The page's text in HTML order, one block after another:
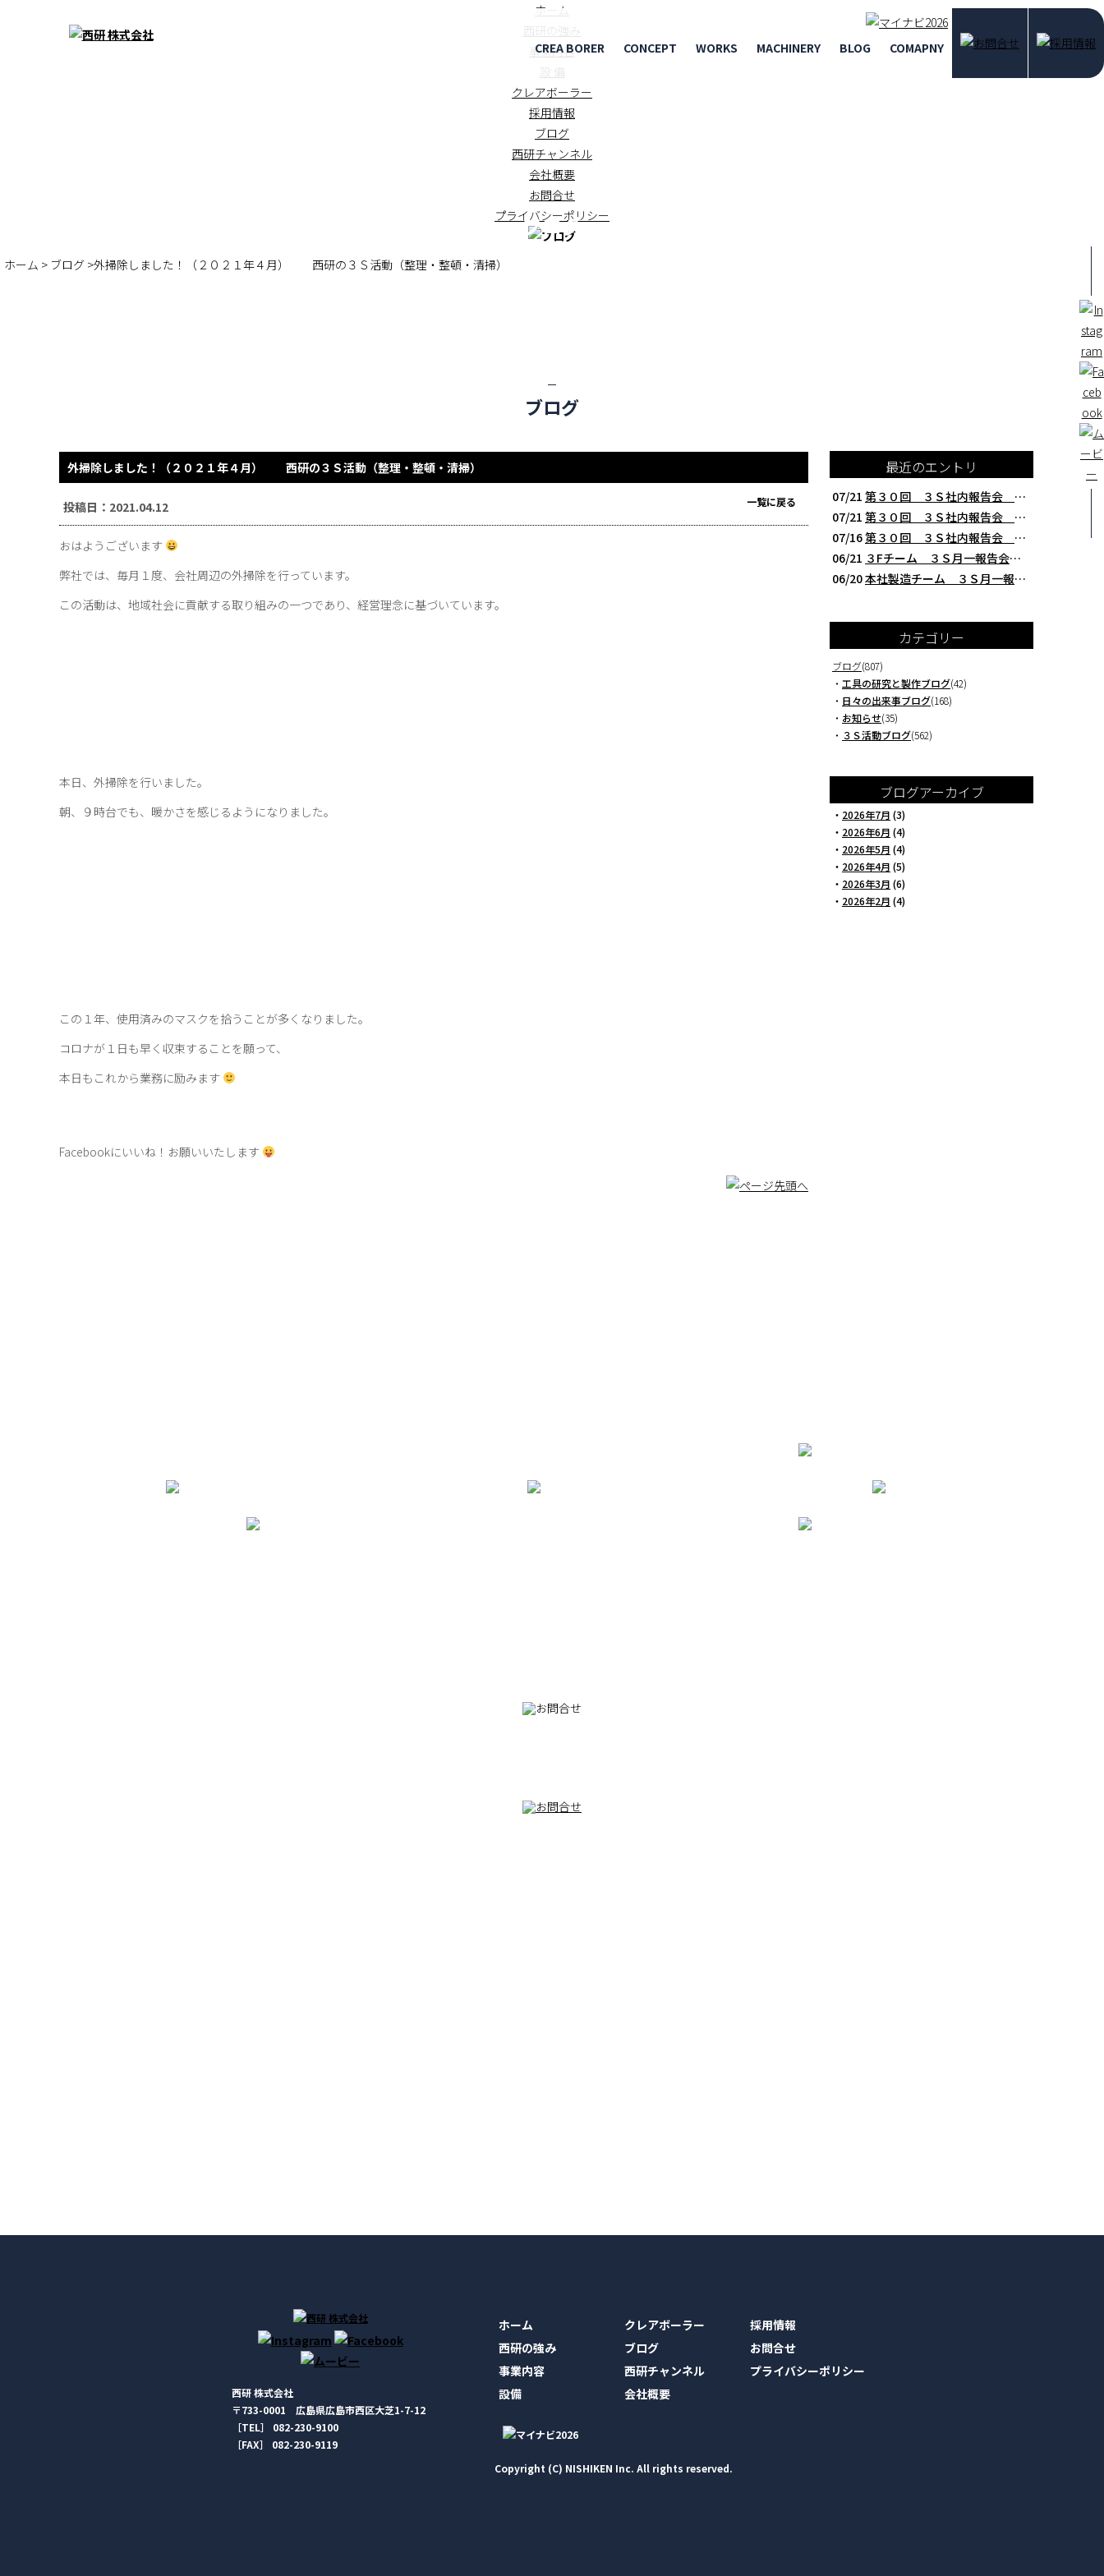
ホーム
西研の強み
事業内容
設 備
クレアボーラー
採用情報
ブログ
西研チャンネル
会社概要
お問合せ
プライバシーポリシー
CREA BORER CONCEPT WORKS MACHINERY BLOG COMAPNY
ブログ
ホーム > ブログ >外掃除しました！（２０２１年４月） 西研の３Ｓ活動（整理・整頓・清掃）
ブログ
外掃除しました！（２０２１年４月） 西研の３Ｓ活動（整理・整頓・清掃）
投稿日：2021.04.12 一覧に戻る
おはようございます
弊社では、毎月１度、会社周辺の外掃除を行っています。
この活動は、地域社会に貢献する取り組みの一つであり、経営理念に基づいています。
本日、外掃除を行いました。
朝、９時台でも、暖かさを感じるようになりました。
この１年、使用済みのマスクを拾うことが多くなりました。
コロナが１日も早く収束することを願って、
本日もこれから業務に励みます
Facebookにいいね！お願いいたします
最近のエントリ
07/21 第３０回 ３Ｓ社内報告会 クレアBチーム編 西研の３Ｓ活動（整理・整頓・清掃
07/21 第３０回 ３Ｓ社内報告会 ３Fチーム編 西研の３Ｓ活動（整理・整頓・清掃）
07/16第３０回 ３Ｓ社内報告会 本社製造チーム編 西研の３Ｓ活動（整理・整頓・清掃
06/21 ３Fチーム ３Ｓ月一報告会 ２０２６年５月 切削工具を考える西研より
06/20本社製造チーム ３Ｓ月一報告会 ２０２６年５月 切削工具を考える西研より
カテゴリー
ブログ(807)
・ 工具の研究と製作ブログ(42)
・ 日々の出来事ブログ(168)
・ お知らせ(35)
・ ３Ｓ活動ブログ(562)
ブログアーカイブ
・ 2026年7月 (3)
・ 2026年6月 (4)
・ 2026年5月 (4)
・ 2026年4月 (5)
・ 2026年3月 (6)
・ 2026年2月 (4)
西研 株式会社
〒733-0001 広島県広島市西区大芝1-7-12
［TEL］ 082-230-9100
［FAX］ 082-230-9119
ホーム
西研の強み
事業内容
設備
クレアボーラー
ブログ
西研チャンネル
会社概要
採用情報
お問合せ
プライバシーポリシー
Copyright (C) NISHIKEN Inc. All rights reserved.